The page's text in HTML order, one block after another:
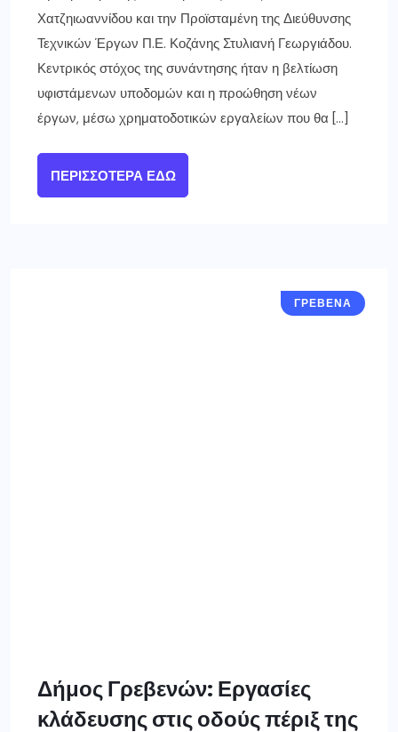
Χατζηιωαννίδου και την Προϊσταμένη της Διεύθυνσης
Τεχνικών Έργων Π.Ε. Κοζάνης Στυλιανή Γεωργιάδου.
Κεντρικός στόχος της συνάντησης ήταν η βελτίωση
υφιστάμενων υποδομών και η προώθηση νέων
έργων, μέσω χρηματοδοτικών εργαλείων που θα […]
ΠΕΡΙΣΣΌΤΕΡΑ ΕΔΏ
ΓΡΕΒΕΝΑ
Δήμος Γρεβενών: Εργασίες
κλάδευσης στις οδούς πέριξ της